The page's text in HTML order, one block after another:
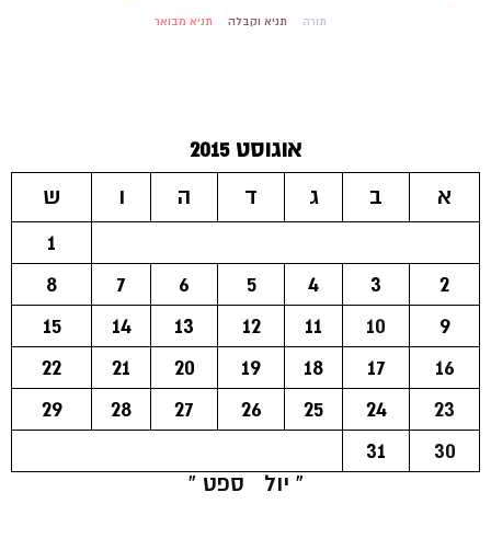
תורה תניא וקבלה תניא מבואר
אוגוסט 2015
א
ב ג ד ה ו
ש
1
2
3
4
5
6
7
8
9
10
11
12
13
14
15
16
17
18
19
20
21
22
23
24
25
26
27
28
29
30
31
« יול
ספט »